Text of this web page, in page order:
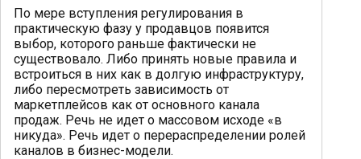
По мере вступления регулирования в
практическую фазу у продавцов появится
выбор, которого раньше фактически не
существовало. Либо принять новые правила и
встроиться в них как в долгую инфраструктуру,
либо пересмотреть зависимость от
маркетплейсов как от основного канала
продаж. Речь не идет о массовом исходе «в
никуда». Речь идет о перераспределении ролей
каналов в бизнес-модели.